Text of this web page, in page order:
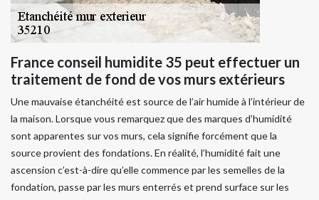
France conseil humidite 35 peut effectuer un
traitement de fond de vos murs extérieurs
Une mauvaise étanchéité est source de l’air humide à l’intérieur de
la maison. Lorsque vous remarquez que des marques d’humidité
sont apparentes sur vos murs, cela signifie forcément que la
source provient des fondations. En réalité, l’humidité fait une
ascension c’est-à-dire qu’elle commence par les semelles de la
fondation, passe par les murs enterrés et prend surface sur les